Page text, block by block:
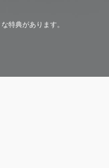
特典があります。